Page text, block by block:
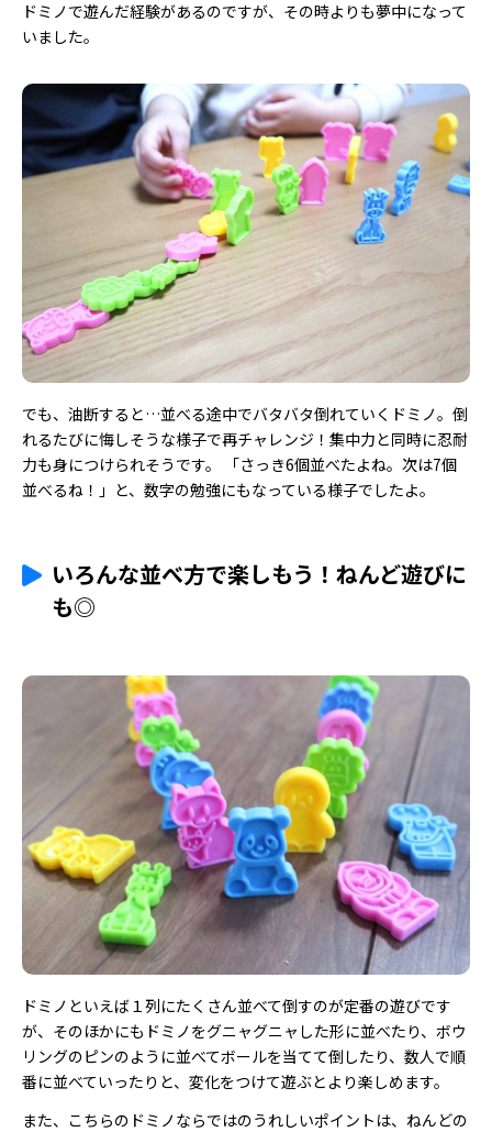
ドミノで遊んだ経験があるのですが、その時よりも夢中になって
いました。
でも、油断すると…並べる途中でバタバタ倒れていくドミノ。倒
れるたびに悔しそうな様子で再チャレンジ！集中力と同時に忍耐
力も身につけられそうです。 「さっき6個並べたよね。次は7個
並べるね！」と、数字の勉強にもなっている様子でしたよ。
いろんな並べ方で楽しもう！ねんど遊びに
も◎
ドミノといえば１列にたくさん並べて倒すのが定番の遊びです
が、そのほかにもドミノをグニャグニャした形に並べたり、ボウ
リングのピンのように並べてボールを当てて倒したり、数人で順
番に並べていったりと、変化をつけて遊ぶとより楽しめます。
また、こちらのドミノならではのうれしいポイントは、ねんどの